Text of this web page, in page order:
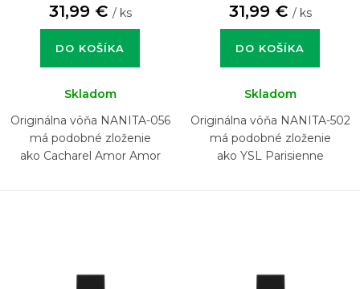
31,99 € / ks
DO KOŠÍKA
Skladom
Originálna vôňa NANITA-056
má podobné zloženie
ako Cacharel Amor Amor
31,99 € / ks
DO KOŠÍKA
Skladom
Originálna vôňa NANITA-502
má podobné zloženie
ako YSL Parisienne